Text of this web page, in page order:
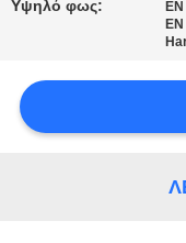
ΖΗΤΉΣΤΕ
Υψηλό φως: